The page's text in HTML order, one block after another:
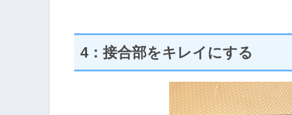
4：接合部をキレイにする